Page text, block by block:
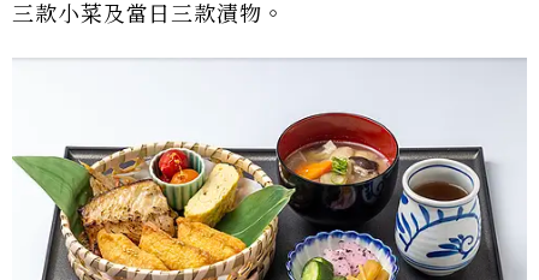
三款小菜及當日三款漬物。